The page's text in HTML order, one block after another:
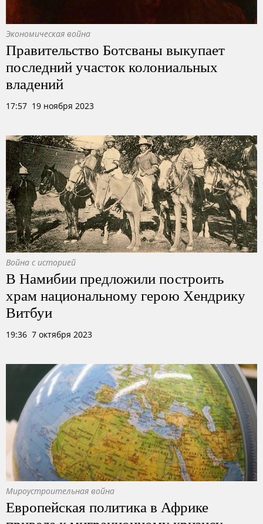
Экономическая война
Правительство Ботсваны выкупает
последний участок колониальных
владений
17:57 19 ноября 2023
Война с историей
В Намибии предложили построить
храм национальному герою Хендрику
Витбуи
19:36 7 октября 2023
Мироустроительная война
Европейская политика в Африке